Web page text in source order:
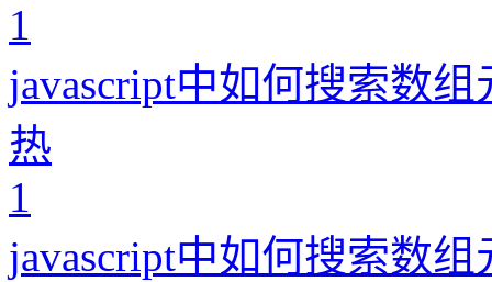
1
javascript中如何搜索数组
热
1
javascript中如何搜索数组